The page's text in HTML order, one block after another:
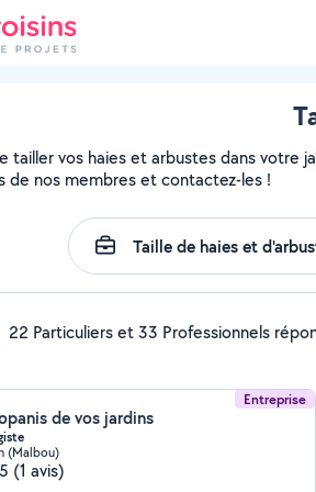
tailler vos haies et arbustes dans votre
de nos membres et contactez-les !
22 Particuliers et 33 Professionnels
Entreprise
de vos jardins
(Malbou)
(1 avis)